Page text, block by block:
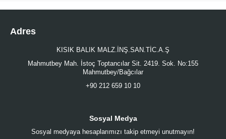
Adres
KISIK BALIK MALZ.İNŞ.SAN.TİC.A.Ş
Mahmutbey Mah. İstoç Toptancılar Sit. 2419. Sok. No:155
Mahmutbey/Bağcılar
+90 212 659 10 10
Sosyal Medya
Sosyal medyaya hesaplarımızı takip etmeyi unutmayın!